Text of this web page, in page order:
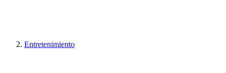
Entretenimiento